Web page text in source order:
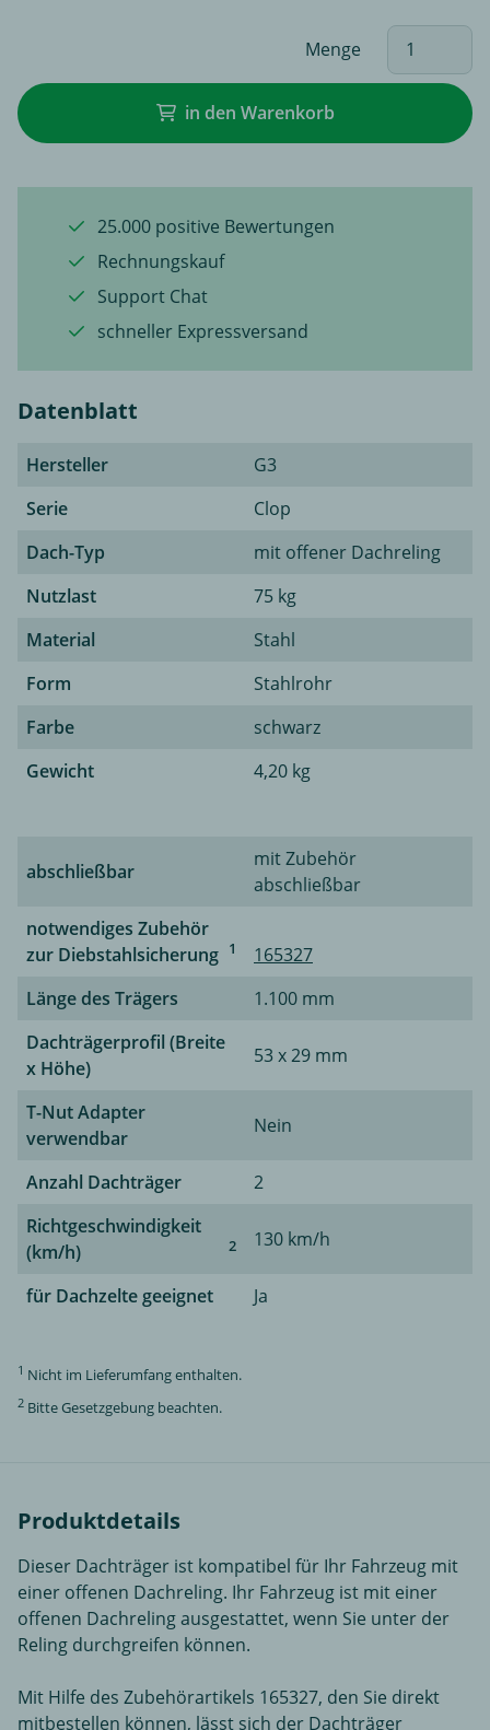
Menge
in den Warenkorb
25.000 positive Bewertungen
Rechnungskauf
Support Chat
schneller Expressversand
Datenblatt
Hersteller
G3
Serie
Clop
Dach-Typ
mit offener Dachreling
Nutzlast
75 kg
Material
Stahl
Form
Stahlrohr
Farbe
schwarz
Gewicht
4,20 kg
abschließbar
mit Zubehör
abschließbar
notwendiges Zubehör
zur Diebstahlsicherung 1
165327
Länge des Trägers
1.100 mm
Dachträgerprofil (Breite
x Höhe)
53 x 29 mm
T-Nut Adapter
verwendbar
Nein
Anzahl Dachträger
2
Richtgeschwindigkeit
(km/h)
2 130 km/h
für Dachzelte geeignet Ja
1 Nicht im Lieferumfang enthalten.
2 Bitte Gesetzgebung beachten.
Produktdetails
Dieser Dachträger ist kompatibel für Ihr Fahrzeug mit
einer offenen Dachreling. Ihr Fahrzeug ist mit einer
offenen Dachreling ausgestattet, wenn Sie unter der
Reling durchgreifen können.
Mit Hilfe des Zubehörartikels 165327, den Sie direkt
mitbestellen können, lässt sich der Dachträger